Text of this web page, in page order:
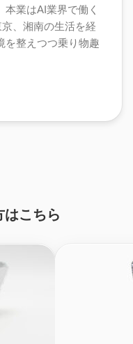
業はAI業界で働く
、湘南の生活を経
を整えつつ乗り物趣
はこちら